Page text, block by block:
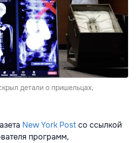
детали о пришельцах,
New York Postсо ссылкой
программ,